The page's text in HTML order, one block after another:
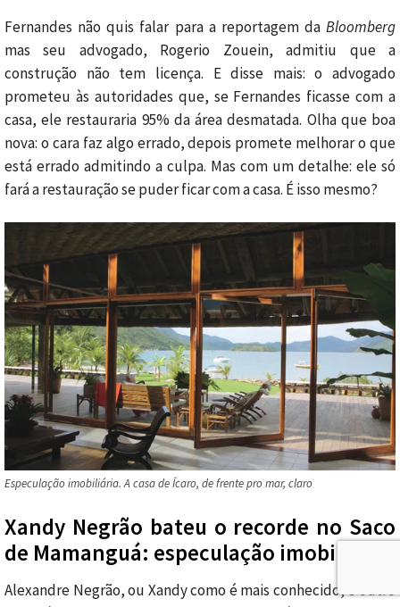
Fernandes não quis falar para a reportagem da Bloomberg
mas seu advogado, Rogerio Zouein, admitiu que a
construção não tem licença. E disse mais: o advogado
prometeu às autoridades que, se Fernandes ficasse com a
casa, ele restauraria 95% da área desmatada. Olha que boa
nova: o cara faz algo errado, depois promete melhorar o que
está errado admitindo a culpa. Mas com um detalhe: ele só
fará a restauração se puder ficar com a casa. É isso mesmo?
Especulação imobiliária. A casa de Ícaro, de frente pro mar, claro
Xandy Negrão bateu o recorde no Saco
de Mamanguá: especulação imobiliária
Alexandre Negrão, ou Xandy como é mais conhecido, é outro